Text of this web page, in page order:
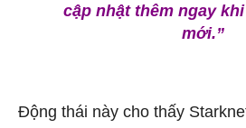
cập nhật thêm ngay
mới.”
Động thái này cho thấy